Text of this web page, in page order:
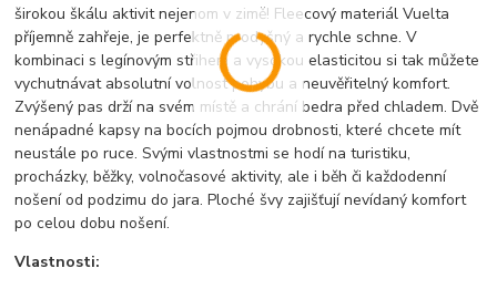
širokou škálu aktivit nejenom v zimě! Fleecový materiál Vuelta
příjemně zahřeje, je perfektně prodyšný a rychle schne. V
kombinaci s legínovým střihem a vysokou elasticitou si tak můžete
vychutnávat absolutní volnost pohybu a neuvěřitelný komfort.
Zvýšený pas drží na svém místě a chrání bedra před chladem. Dvě
nenápadné kapsy na bocích pojmou drobnosti, které chcete mít
neustále po ruce. Svými vlastnostmi se hodí na turistiku,
procházky, běžky, volnočasové aktivity, ale i běh či každodenní
nošení od podzimu do jara. Ploché švy zajišťují nevídaný komfort
po celou dobu nošení.
Vlastnosti: